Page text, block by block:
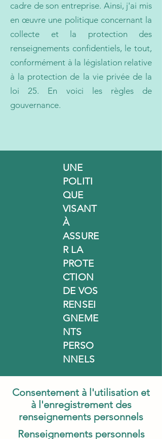
cadre de son entreprise. Ainsi, j'ai mis
en œuvre une politique concernant la
collecte et la protection des
renseignements confidentiels, le tout,
conformément à la législation relative
à la protection de la vie privée de la
loi 25. En voici les règles de
gouvernance.
UNE
POLITI
QUE
VISANT
À
ASSURE
R LA
PROTE
CTION
DE VOS
RENSEI
GNEME
NTS
PERSO
NNELS
Consentement à l'utilisation et
à l'enregistrement des
renseignements personnels
Renseignements personnels